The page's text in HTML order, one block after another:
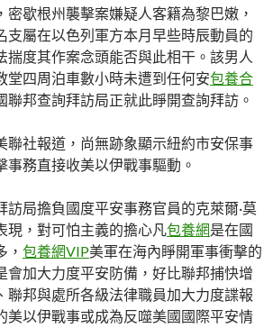
密歇根州襲擊案嫌疑人客籍為黎巴嫩，
支屬在以色列軍方本月早些時辰動員的
揣度其作案念頭能否與此相干。該男人
堂四周泊車數小時未遭到任何安包養合
聯邦查詢拜訪局正就此睜開查詢拜訪。
聯社報道，尚無跡象顯示紐約市安保事
事務直接收美以伊戰事驅動。
訪局擔負國度平安事務官員的克萊爾·莫
現，對可怕主義的擔心凡包養網是在國
， 包養網VIP美軍在海內睜開軍事衝擊的
會加大力度平安防備，好比聯邦捕快增
聯邦與處所各級法律職員加大力度諜報
美以伊戰事或成為反噬美國國際平安情